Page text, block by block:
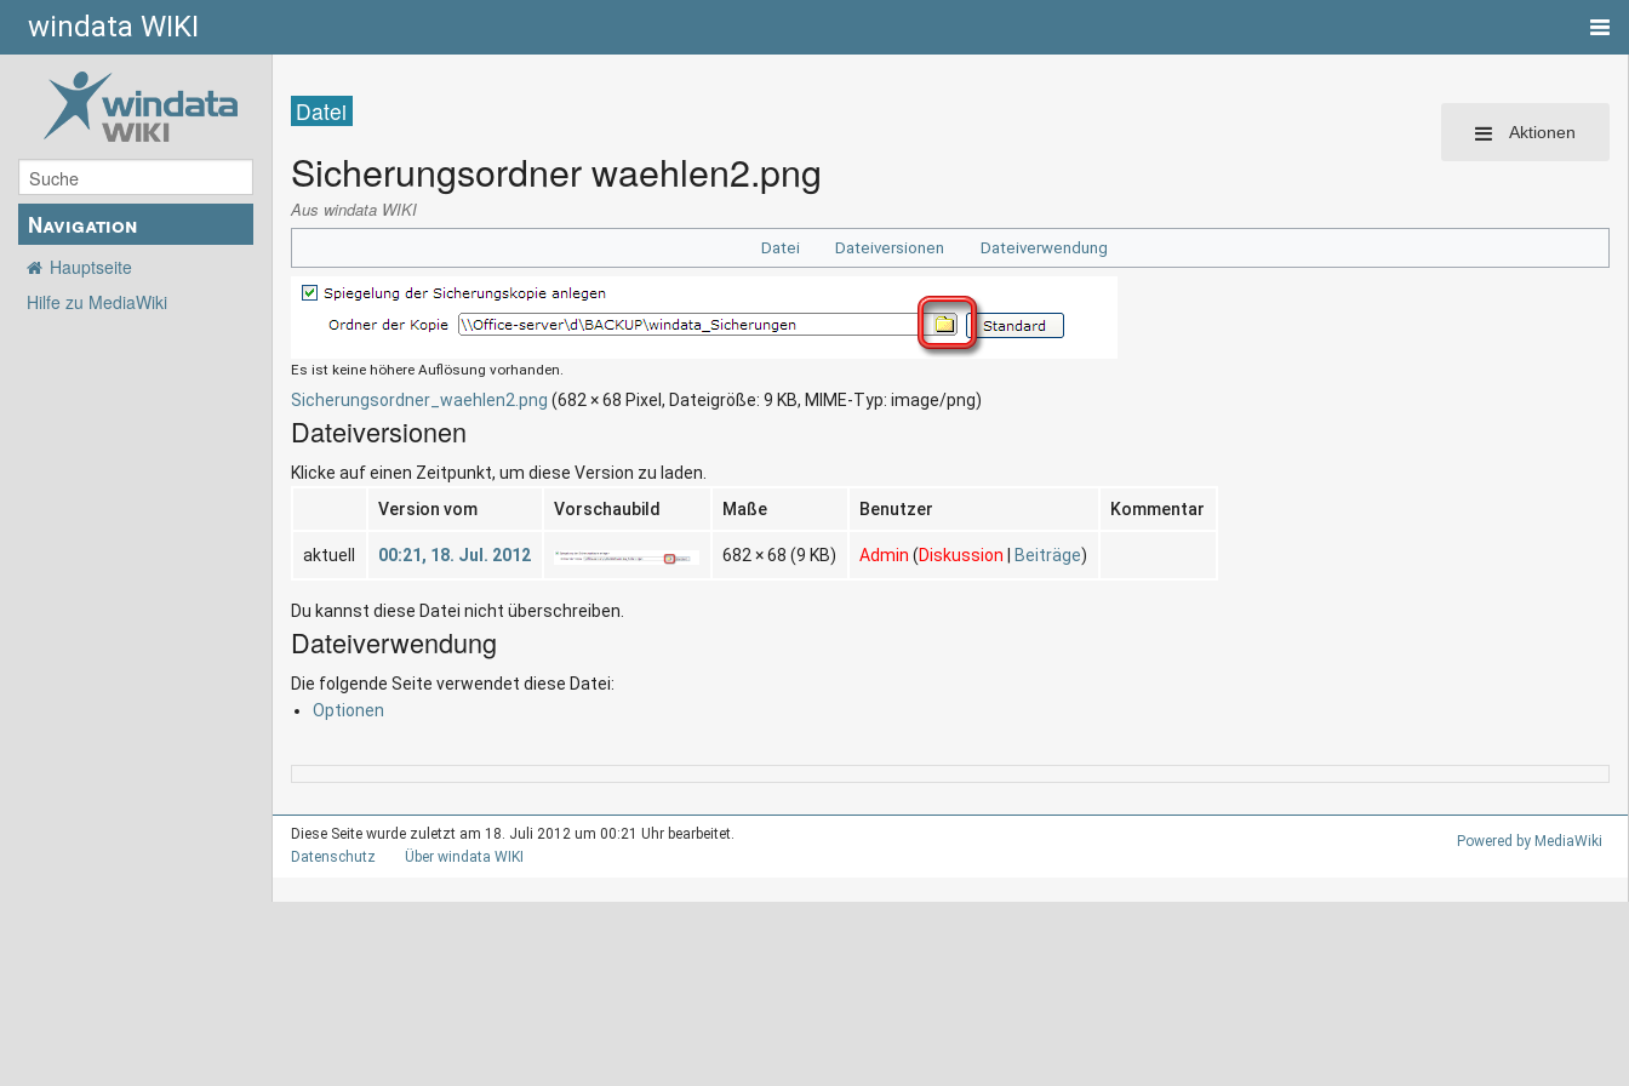
windata WIKI
Navigation
Hauptseite
Hilfe zu MediaWiki
Aktionen
Datei
Sicherungsordner waehlen2.png
Aus windata WIKI
Datei Dateiversionen Dateiverwendung
Es ist keine höhere Auflösung vorhanden.
Sicherungsordner_waehlen2.png ‎(682 × 68 Pixel, Dateigröße: 9 KB, MIME-Typ:image/png)
Dateiversionen
Klicke auf einen Zeitpunkt, um diese Version zu laden.
Version vom
Vorschaubild Maße Benutzer Kommentar
aktuell 00:21, 18. Jul. 2012 682 × 68(9 KB) Admin (Diskussion Beiträge)
Du kannst diese Datei nicht überschreiben.
Dateiverwendung
Die folgende Seite verwendet diese Datei:
Optionen
Diese Seite wurde zuletzt am 18. Juli 2012 um 00:21 Uhr bearbeitet.
Datenschutz
Über windata WIKI
Powered by MediaWiki